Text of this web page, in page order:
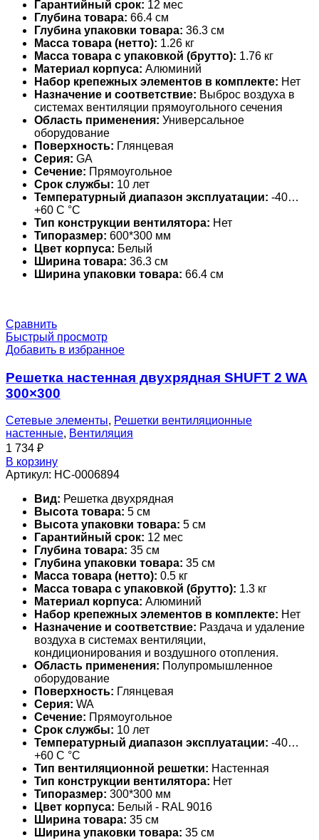
Гарантийный срок: 12 мес
Глубина товара: 66.4 см
Глубина упаковки товара: 36.3 см
Масса товара (нетто): 1.26 кг
Масса товара с упаковкой (брутто): 1.76 кг
Материал корпуса: Алюминий
Набор крепежных элементов в комплекте: Нет
Назначение и соответствие: Выброс воздуха в
системах вентиляции прямоугольного сечения
Область применения: Универсальное
оборудование
Поверхность: Глянцевая
Серия: GA
Сечение: Прямоугольное
Срок службы: 10 лет
Температурный диапазон эксплуатации: -40…
+60 С °С
Тип конструкции вентилятора: Нет
Типоразмер: 600*300 мм
Цвет корпуса: Белый
Ширина товара: 36.3 см
Ширина упаковки товара: 66.4 см
Сравнить
Быстрый просмотр
Добавить в избранное
Решетка настенная двухрядная SHUFT 2 WA
300×300
Сетевые элементы, Решетки вентиляционные
настенные, Вентиляция
1 734 ₽
В корзину
Артикул: НС-0006894
Вид: Решетка двухрядная
Высота товара: 5 см
Высота упаковки товара: 5 см
Гарантийный срок: 12 мес
Глубина товара: 35 см
Глубина упаковки товара: 35 см
Масса товара (нетто): 0.5 кг
Масса товара с упаковкой (брутто): 1.3 кг
Материал корпуса: Алюминий
Набор крепежных элементов в комплекте: Нет
Назначение и соответствие: Раздача и удаление
воздуха в системах вентиляции,
кондиционирования и воздушного отопления.
Область применения: Полупромышленное
оборудование
Поверхность: Глянцевая
Серия: WA
Сечение: Прямоугольное
Срок службы: 10 лет
Температурный диапазон эксплуатации: -40…
+60 С °С
Тип вентиляционной решетки: Настенная
Тип конструкции вентилятора: Нет
Типоразмер: 300*300 мм
Цвет корпуса: Белый - RAL 9016
Ширина товара: 35 см
Ширина упаковки товара: 35 см